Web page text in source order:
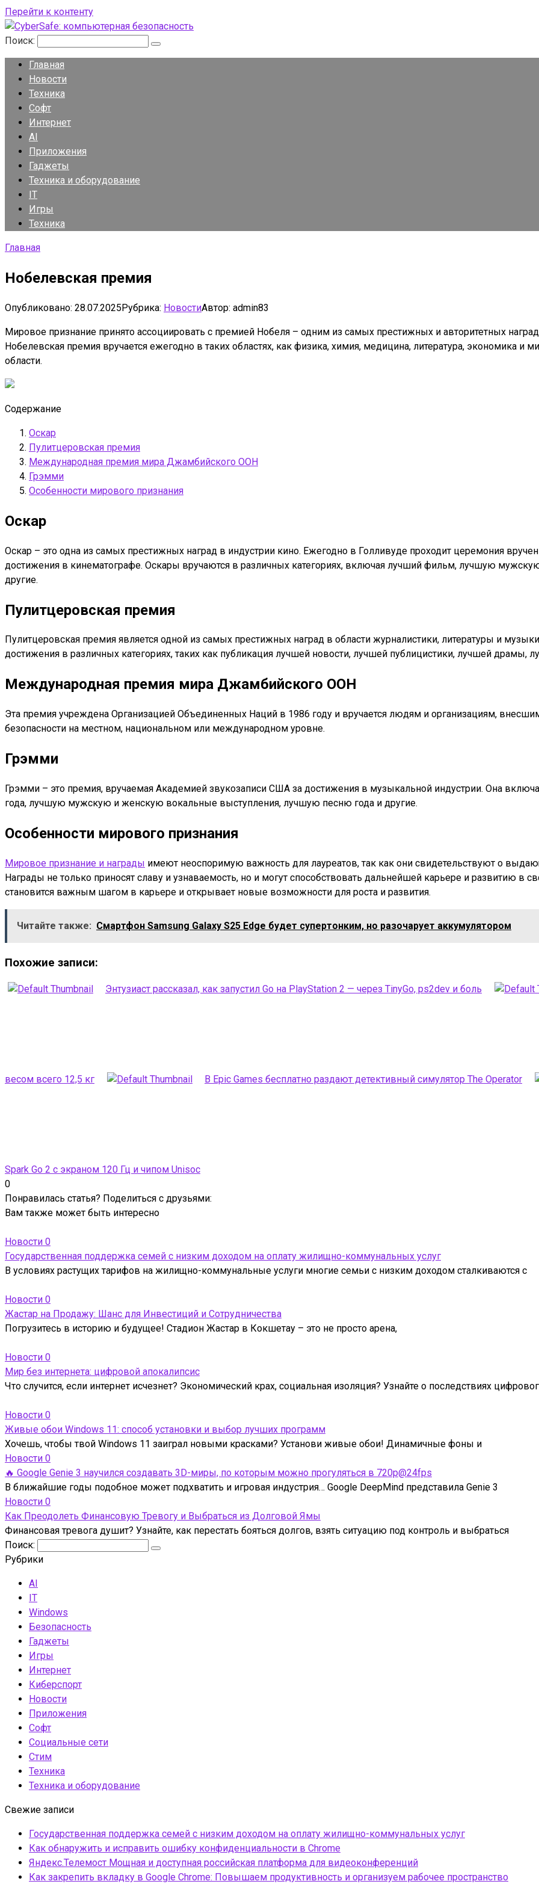
Перейти к контенту
Поиск:
Главная
Новости
Техника
Софт
Интернет
AI
Приложения
Гаджеты
Техника и оборудование
IT
Игры
Техника
Главная
Нобелевская премия
Опубликовано: 28.07.2025Рубрика: НовостиАвтор: admin83
Мировое признание принято ассоциировать с премией Нобеля – одним из самых престижных и авторитетных наград
Нобелевская премия вручается ежегодно в таких областях, как физика, химия, медицина, литература, экономика
области.
Содержание
Оскар
Пулитцеровская премия
Международная премия мира Джамбийского ООН
Грэмми
Особенности мирового признания
Оскар
Оскар – это одна из самых престижных наград в индустрии кино. Ежегодно в Голливуде проходит церемония
достижения в кинематографе. Оскары вручаются в различных категориях, включая лучший фильм, лучшую
другие.
Пулитцеровская премия
Пулитцеровская премия является одной из самых престижных наград в области журналистики, литературы и
достижения в различных категориях, таких как публикация лучшей новости, лучшей публицистики, лучшей драмы,
Международная премия мира Джамбийского ООН
Эта премия учреждена Организацией Объединенных Наций в 1986 году и вручается людям и организациям,
безопасности на местном, национальном или международном уровне.
Грэмми
Грэмми – это премия, вручаемая Академией звукозаписи США за достижения в музыкальной индустрии. Она
года, лучшую мужскую и женскую вокальные выступления, лучшую песню года и другие.
Особенности мирового признания
Мировое признание и награды имеют неоспоримую важность для лауреатов, так как они свидетельствуют о
Награды не только приносят славу и узнаваемость, но и могут способствовать дальнейшей карьере и развитию в
становится важным шагом в карьере и открывает новые возможности для роста и развития.
Читайте также: Смартфон Samsung Galaxy S25 Edge будет супертонким, но разочарует аккумулятором
Похожие записи:
Энтузиаст рассказал, как запустил Go на PlayStation 2 — через TinyGo, ps2dev и боль
весом всего 12,5 кг В Epic Games бесплатно раздают детективный симулятор The Operator
Spark Go 2 с экраном 120 Гц и чипом Unisoc
0
Понравилась статья? Поделиться с друзьями:
Вам также может быть интересно
Новости 0
Государственная поддержка семей с низким доходом на оплату жилищно-коммунальных услуг
В условиях растущих тарифов на жилищно-коммунальные услуги многие семьи с низким доходом сталкиваются с
Новости 0
Жастар на Продажу: Шанс для Инвестиций и Сотрудничества
Погрузитесь в историю и будущее! Стадион Жастар в Кокшетау – это не просто арена,
Новости 0
Мир без интернета: цифровой апокалипсис
Что случится, если интернет исчезнет? Экономический крах, социальная изоляция? Узнайте о последствиях
Новости 0
Живые обои Windows 11: способ установки и выбор лучших программ
Хочешь, чтобы твой Windows 11 заиграл новыми красками? Установи живые обои! Динамичные фоны и
Новости 0
🔥 Google Genie 3 научился создавать 3D-миры, по которым можно прогуляться в 720p@24fps
В ближайшие годы подобное может подхватить и игровая индустрия… Google DeepMind представила Genie 3
Новости 0
Как Преодолеть Финансовую Тревогу и Выбраться из Долговой Ямы
Финансовая тревога душит? Узнайте, как перестать бояться долгов, взять ситуацию под контроль и выбраться
Поиск:
Рубрики
AI
IT
Windows
Безопасность
Гаджеты
Игры
Интернет
Киберспорт
Новости
Приложения
Софт
Социальные сети
Стим
Техника
Техника и оборудование
Свежие записи
Государственная поддержка семей с низким доходом на оплату жилищно-коммунальных услуг
Как обнаружить и исправить ошибку конфиденциальности в Chrome
Яндекс.Телемост Мощная и доступная российская платформа для видеоконференций
Как закрепить вкладку в Google Chrome: Повышаем продуктивность и организуем рабочее пространство